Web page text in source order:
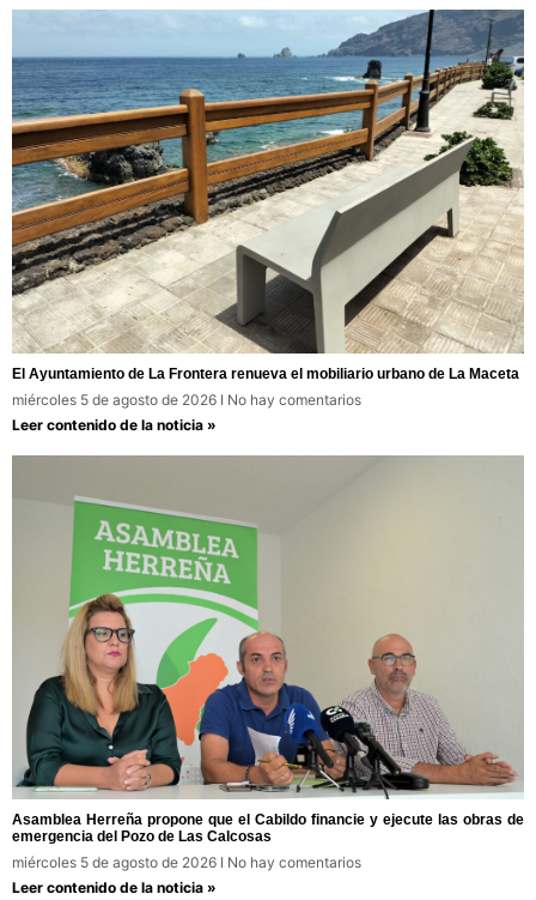
El Ayuntamiento de La Frontera renueva el mobiliario urbano de La Maceta
miércoles 5 de agosto de 2026
No hay comentarios
Leer contenido de la noticia »
Asamblea Herreña propone que el Cabildo financie y ejecute las obras de
emergencia del Pozo de Las Calcosas
miércoles 5 de agosto de 2026
No hay comentarios
Leer contenido de la noticia »